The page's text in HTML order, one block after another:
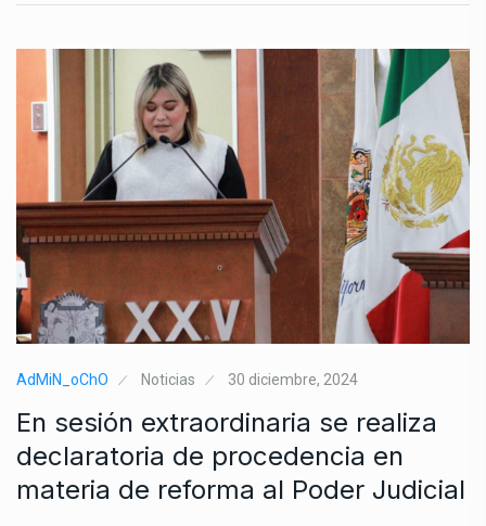
AdMiN_oChO Noticias 30 diciembre, 2024
En sesión extraordinaria se realiza
declaratoria de procedencia en
materia de reforma al Poder Judicial